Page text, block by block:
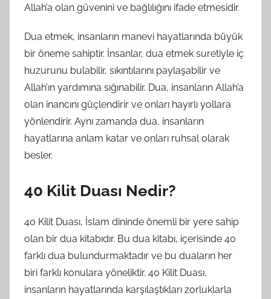
Allah’a olan güvenini ve bağlılığını ifade etmesidir.
Dua etmek, insanların manevi hayatlarında büyük
bir öneme sahiptir. İnsanlar, dua etmek suretiyle iç
huzurunu bulabilir, sıkıntılarını paylaşabilir ve
Allah’ın yardımına sığınabilir. Dua, insanların Allah’a
olan inancını güçlendirir ve onları hayırlı yollara
yönlendirir. Aynı zamanda dua, insanların
hayatlarına anlam katar ve onları ruhsal olarak
besler.
40 Kilit Duası Nedir?
40 Kilit Duası, İslam dininde önemli bir yere sahip
olan bir dua kitabıdır. Bu dua kitabı, içerisinde 40
farklı dua bulundurmaktadır ve bu duaların her
biri farklı konulara yöneliktir. 40 Kilit Duası,
insanların hayatlarında karşılaştıkları zorluklarla